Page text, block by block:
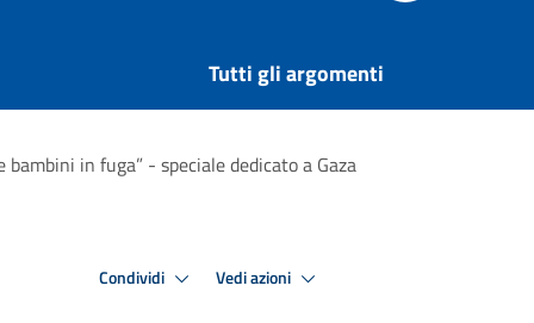
Tutti gli argomenti
in fuga” - speciale dedicato a Gaza
Condividi Vedi azioni